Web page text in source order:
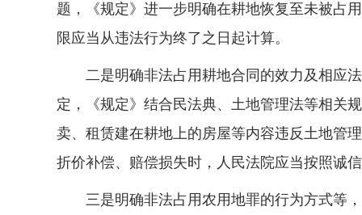
题，《规定》进一步明确在耕地恢复至未被占
限应当从违法行为终了之日起计算。
二是明确非法占用耕地合同的效力及相应法
定，《规定》结合民法典、土地管理法等相关
卖、租赁建在耕地上的房屋等内容违反土地管
折价补偿、赔偿损失时，人民法院应当按照诚
三是明确非法占用农用地罪的行为方式等，